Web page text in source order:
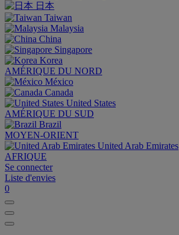
日本
Taiwan
Malaysia
China
Singapore
Korea
AMÉRIQUE DU NORD
México
Canada
United States
AMÉRIQUE DU SUD
Brazil
MOYEN-ORIENT
United Arab Emirates
AFRIQUE
Se connecter
Liste d'envies
0